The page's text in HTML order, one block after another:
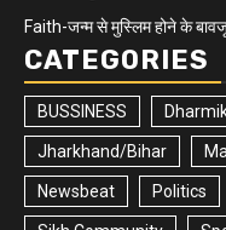
Faith-जन्म से मुस्लिम होने के
CATEGORIES
BUSSINESS
Jharkhand/Bihar
Newsbeat Politics